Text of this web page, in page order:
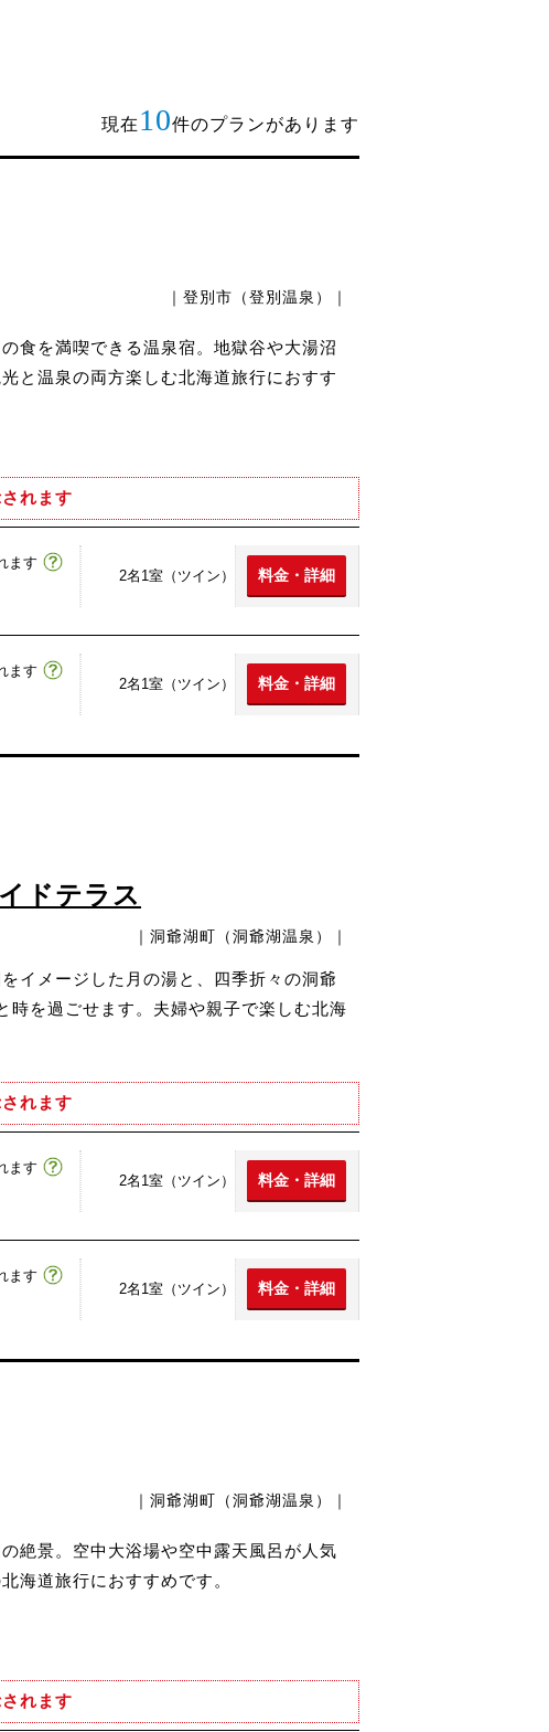
現在 10件のプランがあります
｜登別市（登別温泉）｜
食を満喫できる温泉宿。地獄谷や大湯沼
と温泉の両方楽しむ北海道旅行におすす
れます
ます
2名1室（ツイン）
料金・詳細
ます
2名1室（ツイン）
料金・詳細
ドテラス
｜洞爺湖町（洞爺湖温泉）｜
イメージした月の湯と、四季折々の洞爺
時を過ごせます。夫婦や親子で楽しむ北海
れます
ます
2名1室（ツイン）
料金・詳細
ます
2名1室（ツイン）
料金・詳細
｜洞爺湖町（洞爺湖温泉）｜
絶景。空中大浴場や空中露天風呂が人気
海道旅行におすすめです。
れます